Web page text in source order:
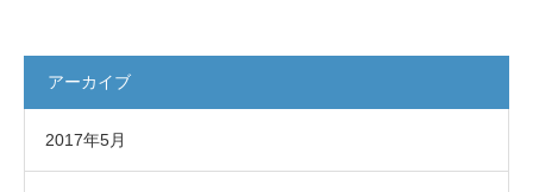
アーカイブ
2017年5月